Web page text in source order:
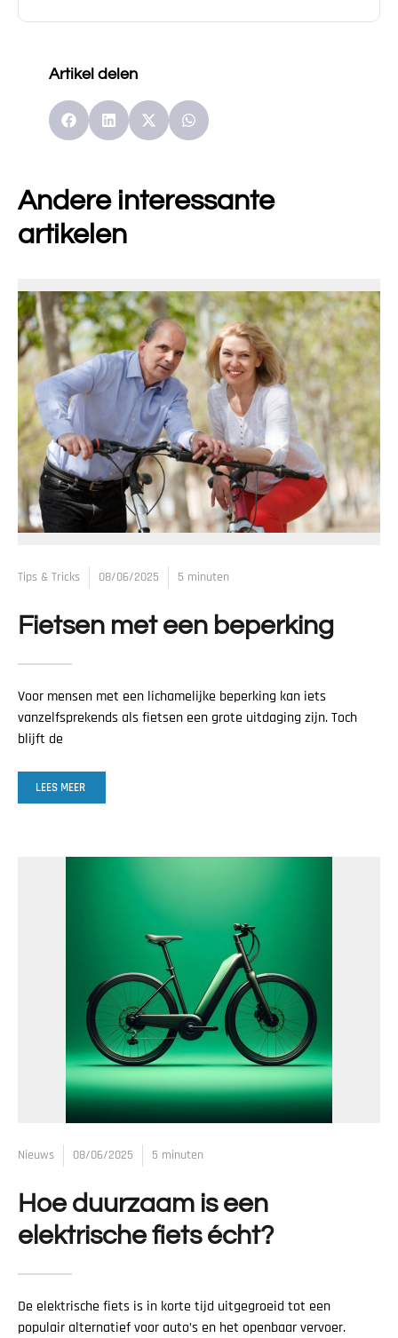
Artikel delen
Andere interessante
artikelen
Tips & Tricks 08/06/2025 5 minuten
Fietsen met een beperking
Voor mensen met een lichamelijke beperking kan iets
vanzelfsprekends als fietsen een grote uitdaging zijn. Toch
blijft de
LEES MEER
Nieuws 08/06/2025 5 minuten
Hoe duurzaam is een
elektrische fiets écht?
De elektrische fiets is in korte tijd uitgegroeid tot een
populair alternatief voor auto’s en het openbaar vervoer.